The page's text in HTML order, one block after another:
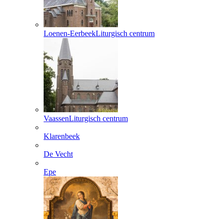
Loenen-EerbeekLiturgisch centrum
VaassenLiturgisch centrum
Klarenbeek
De Vecht
Epe